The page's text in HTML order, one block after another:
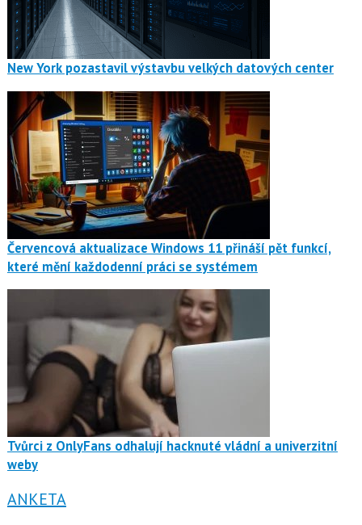
New York pozastavil výstavbu velkých datových center
Červencová aktualizace Windows 11 přináší pět funkcí,
které mění každodenní práci se systémem
Tvůrci z OnlyFans odhalují hacknuté vládní a univerzitní
weby
ANKETA